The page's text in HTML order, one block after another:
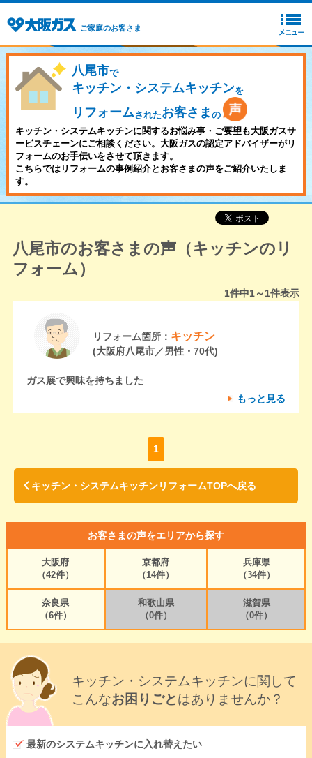
ご家庭のお客さま
八尾市で
キッチン・システムキッチンを
リフォームされたお客さま の
キッチン・システムキッチンに関するお悩み事・ご要望も大阪ガスサ
ービスチェーンにご相談ください。大阪ガスの認定アドバイザーがリ
フォームのお手伝いをさせて頂きます。
こちらではリフォームの事例紹介とお客さまの声をご紹介いたしま
す。
八尾市のお客さまの声（キッチンのリ
フォーム）
1件中1～1件表示
リフォーム箇所： キッチン
(大阪府八尾市／男性・70代)
ガス展で興味を持ちました
もっと見る
1
キッチン・システムキッチンリフォームTOPへ戻る
お客さまの声をエリアから探す
大阪府
（42件）
京都府
（14件）
兵庫県
（34件）
奈良県
（6件）
和歌山県
（0件）
滋賀県
（0件）
キッチン・システムキッチンに関して
こんなお困りごとはありませんか？
最新のシステムキッチンに入れ替えたい